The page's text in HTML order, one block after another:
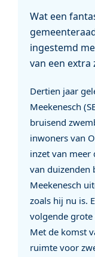
Wat een
ingestemd
van een extra
Dertien jaar
Meekenesch
bruisend
inwoners van
inzet van meer
van duizenden
Meekenesch
zoals hij nu is.
volgende grote
Met de komst
ruimte voor